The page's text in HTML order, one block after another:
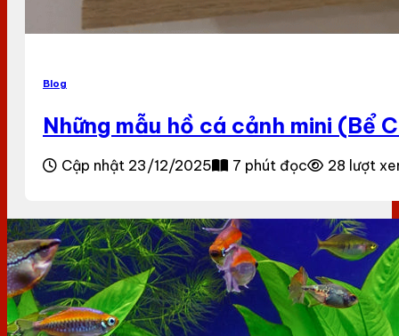
Blog
Những mẫu hồ cá cảnh mini (Bể
Cập nhật 23/12/2025 7 phút đọc 28 lượt